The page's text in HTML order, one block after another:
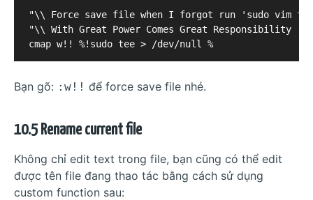
"\\ Force save file when I forgot run 'sudo vim
"\\ With Great Power Comes Great Responsibility
Bạn gõ: :w!! để force save file nhé.
10.5 Rename current file
Không chỉ edit text trong file, bạn cũng có thể edit
được tên file đang thao tác bằng cách sử dụng
custom function sau: